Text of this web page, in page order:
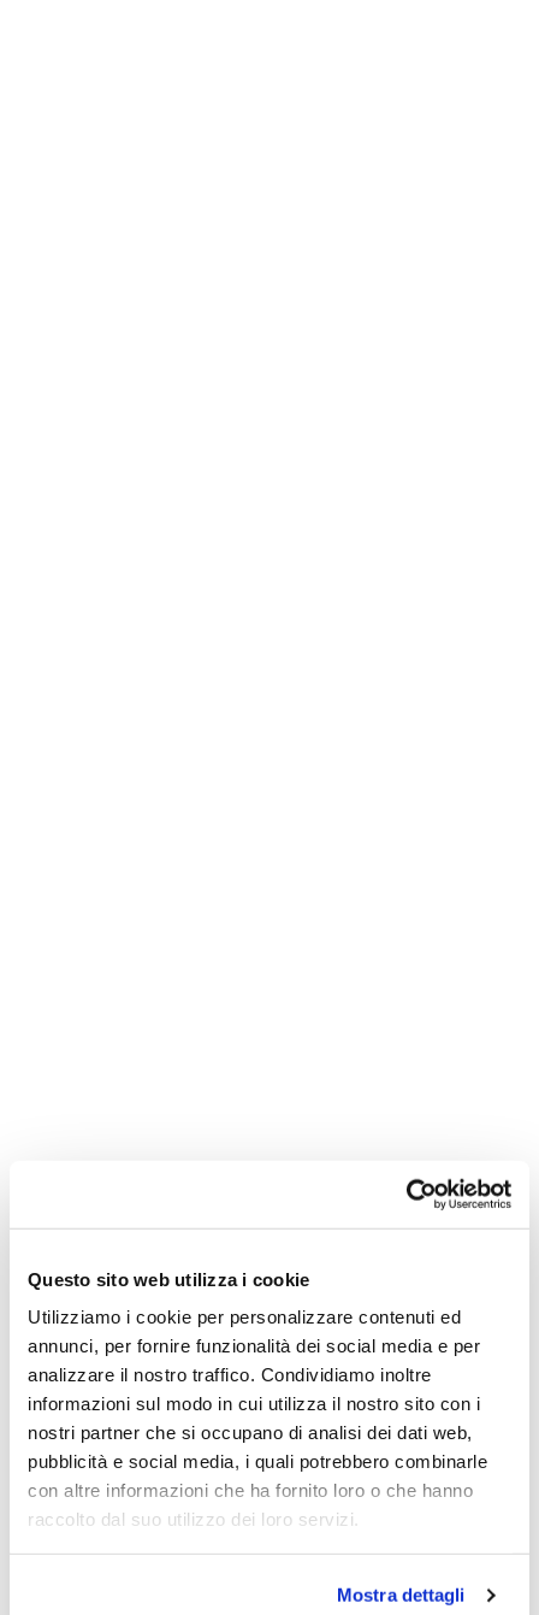
Questo sito web utilizza i cookie
Utilizziamo i cookie per personalizzare contenuti ed
annunci, per fornire funzionalità dei social media e per
analizzare il nostro traffico. Condividiamo inoltre
informazioni sul modo in cui utilizza il nostro sito con i
nostri partner che si occupano di analisi dei dati web,
pubblicità e social media, i quali potrebbero combinarle
con altre informazioni che ha fornito loro o che hanno
raccolto dal suo utilizzo dei loro servizi.
Mostra dettagli